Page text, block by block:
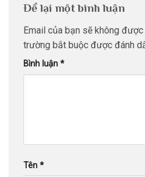
Để lại một bình luận
Email của bạn sẽ không
trường bắt buộc được đánh
Bình luận *
Tên *